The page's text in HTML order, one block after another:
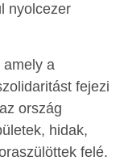
nyolcezer
amely a
fejezi
ország
hidak,
felé.